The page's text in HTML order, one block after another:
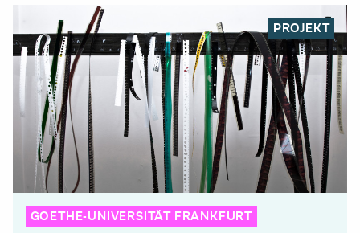
PROJEKT
GOETHE-UNIVERSITÄT FRANKFURT